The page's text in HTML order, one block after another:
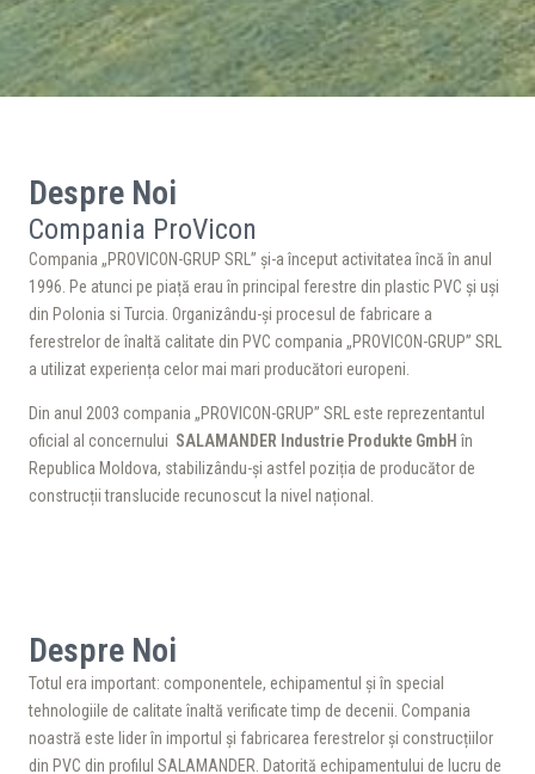
Despre Noi
Compania ProVicon
Compania „PROVICON-GRUP SRL” și-a început activitatea încă în anul
1996. Pe atunci pe piață erau în principal ferestre din plastic PVC și uși
din Polonia si Turcia. Organizându-și procesul de fabricare a
ferestrelor de înaltă calitate din PVC compania „PROVICON-GRUP” SRL
a utilizat experiența celor mai mari producători europeni.
Din anul 2003 compania „PROVICON-GRUP” SRL este reprezentantul
oficial al concernului SALAMANDER Industrie Produkte GmbH în
Republica Moldova, stabilizându-și astfel poziția de producător de
construcții translucide recunoscut la nivel național.
Despre Noi
Totul era important: componentele, echipamentul și în special
tehnologiile de calitate înaltă verificate timp de decenii. Compania
noastră este lider în importul și fabricarea ferestrelor și construcțiilor
din PVC din profilul SALAMANDER. Datorită echipamentului de lucru de